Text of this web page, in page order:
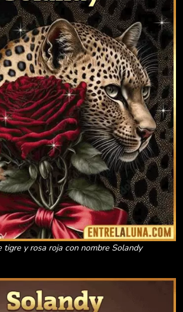
tigre y rosa roja con nombre Solandy